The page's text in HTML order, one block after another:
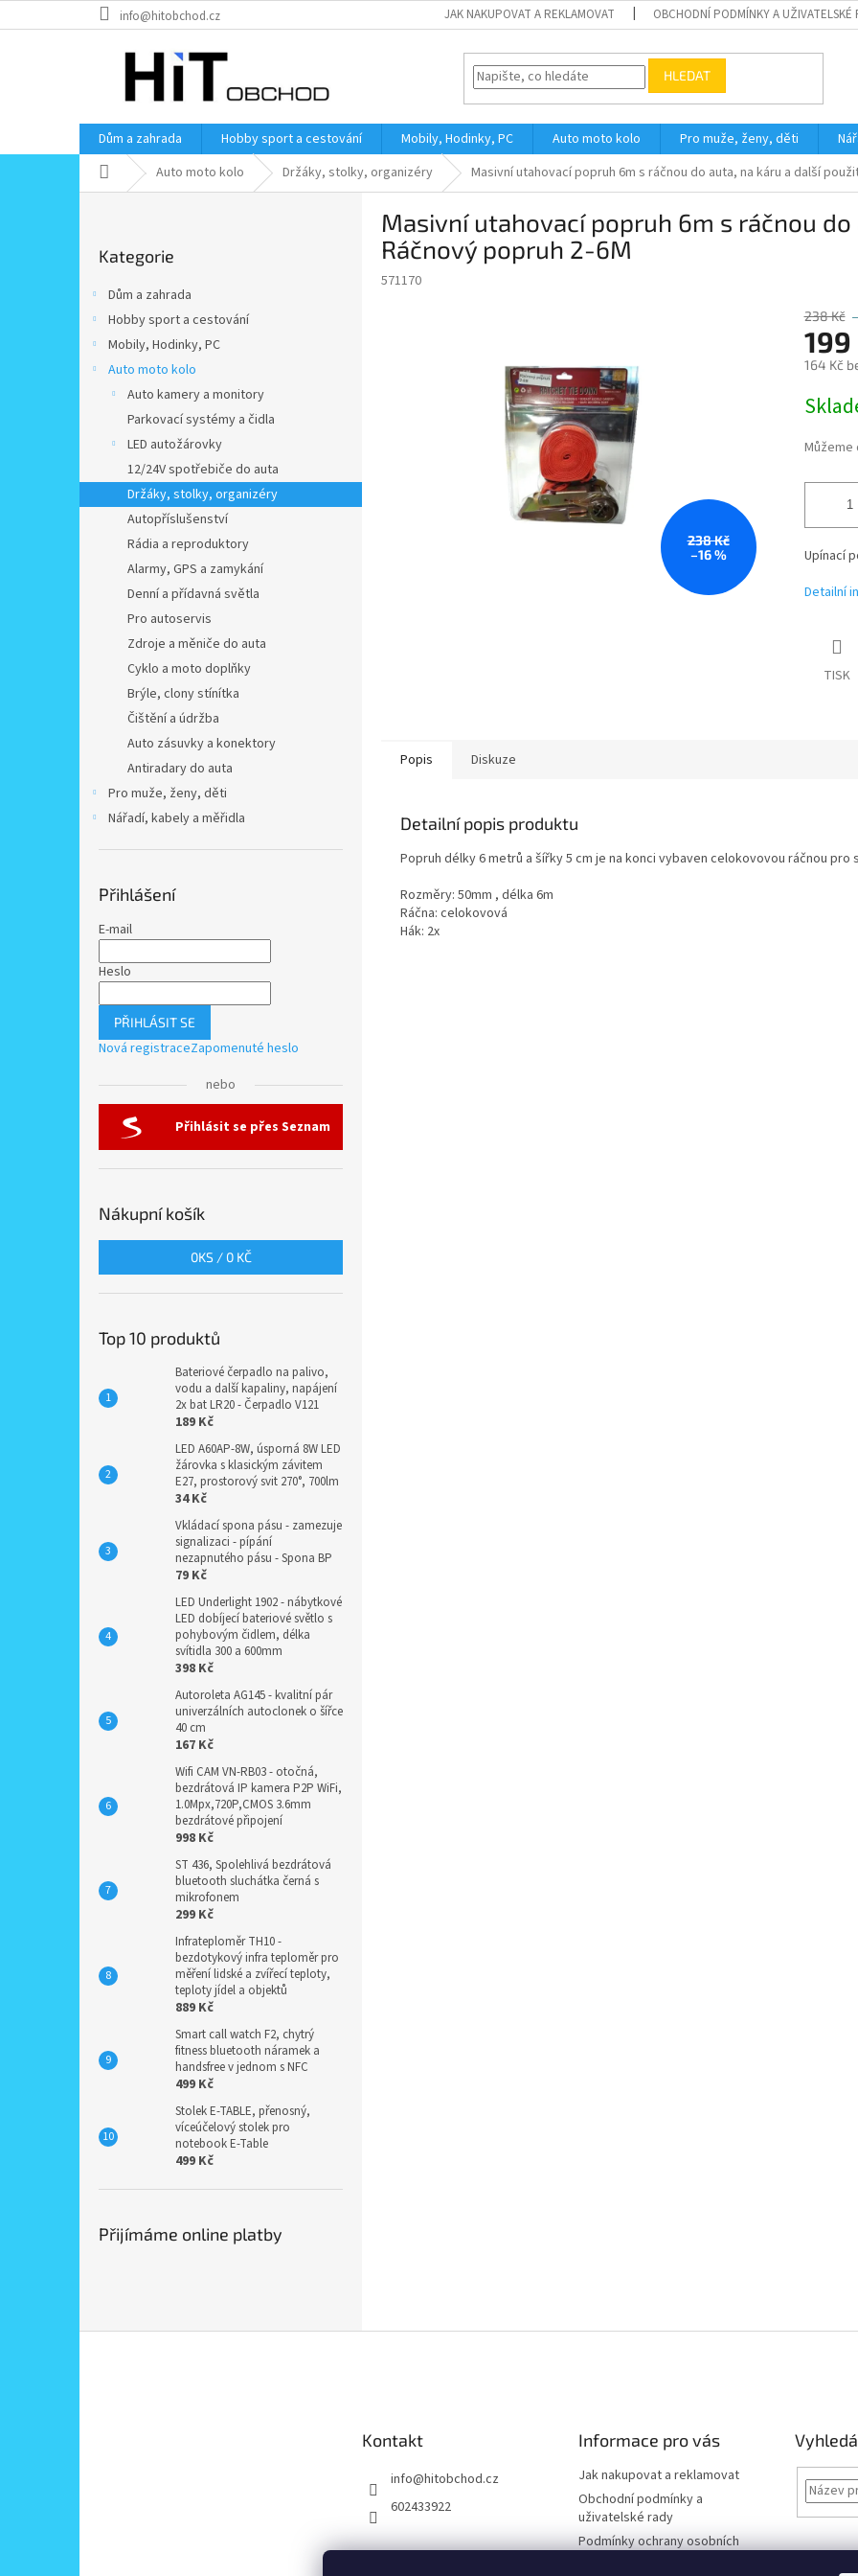
na
info@hitobchod.cz JAK NAKUPOVAT A REKLAMOVAT OBCHODNÍ PODMÍNKY A UŽIVATELSKÉ
HLEDAT
Dům a zahrada Hobby sport a cestování Mobily, Hodinky, PC Auto moto kolo Pro muže, ženy, děti
Domů Auto moto kolo Držáky, stolky, organizéry Masivní utahovací popruh 6m s ráčnou do auta, na káru a další
l
kategorie
Kategorie
Dům a zahrada
Hobby sport a cestování
Mobily, Hodinky, PC
Auto moto kolo
Auto kamery a monitory
Parkovací systémy a čidla
LED autožárovky
12/24V spotřebiče do auta
Držáky, stolky, organizéry
Autopříslušenství
Rádia a reproduktory
Alarmy, GPS a zamykání
Denní a přídavná světla
Pro autoservis
Zdroje a měniče do auta
Cyklo a moto doplňky
Brýle, clony stínítka
Čištění a údržba
Auto zásuvky a konektory
Antiradary do auta
Pro muže, ženy, děti
Nářadí, kabely a měřidla
Přihlášení
E-mail
Heslo
PŘIHLÁSIT SE
Nová registraceZapomenuté heslo
nebo
Přihlásit se přes Seznam
Nákupní košík
0KS / 0 KČ
Top 10 produktů
Bateriové čerpadlo na palivo,
vodu a další kapaliny, napájení
2x bat LR20 - Čerpadlo V121
189 Kč
LED A60AP-8W, úsporná 8W LED
žárovka s klasickým závitem
E27, prostorový svit 270°, 700lm
34 Kč
Vkládací spona pásu - zamezuje
signalizaci - pípání
nezapnutého pásu - Spona BP
79 Kč
LED Underlight 1902 - nábytkové
LED dobíjecí bateriové světlo s
pohybovým čidlem, délka
svítidla 300 a 600mm
398 Kč
Autoroleta AG145 - kvalitní pár
univerzálních autoclonek o šířce
40 cm
167 Kč
Wifi CAM VN-RB03 - otočná,
bezdrátová IP kamera P2P WiFi,
1.0Mpx,720P,CMOS 3.6mm
bezdrátové připojení
998 Kč
ST 436, Spolehlivá bezdrátová
bluetooth sluchátka černá s
mikrofonem
299 Kč
Infrateploměr TH10 -
bezdotykový infra teploměr pro
měření lidské a zvířecí teploty,
teploty jídel a objektů
889 Kč
Smart call watch F2, chytrý
fitness bluetooth náramek a
handsfree v jednom s NFC
499 Kč
Stolek E-TABLE, přenosný,
víceúčelový stolek pro
notebook E-Table
499 Kč
Přijímáme online platby
Masivní utahovací popruh 6m s ráčnou
Ráčnový popruh 2-6M
571170
238 Kč
–16 %
238 Kč
199
164 Kč
cena:
Můžeme
Upínací
Detailní
TISK
Popis Diskuze
Detailní popis produktu
Popruh délky 6 metrů a šířky 5 cm je na konci vybaven celokovovou ráčnou pro
Rozměry: 50mm , délka 6m
Ráčna: celokovová
Hák: 2x
Kontakt
info@hitobchod.cz
602433922
Informace pro vás
Jak nakupovat a reklamovat
Obchodní podmínky a
uživatelské rady
Podmínky ochrany osobních